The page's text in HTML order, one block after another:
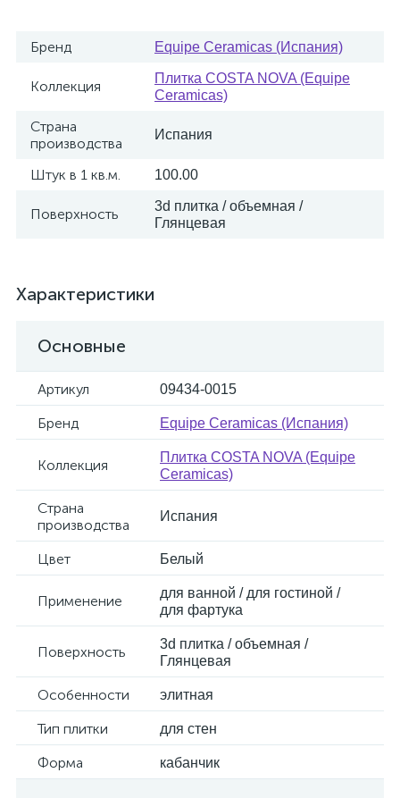
Бренд Equipe Ceramicas (Испания)
Коллекция
Плитка COSTA NOVA (Equipe
Ceramicas)
Страна
производства
Испания
Штук в 1 кв.м. 100.00
Поверхность
3d плитка / объемная /
Глянцевая
Характеристики
Основные
Артикул 09434-0015
Бренд Equipe Ceramicas (Испания)
Коллекция
Плитка COSTA NOVA (Equipe
Ceramicas)
Страна
производства
Испания
Цвет Белый
Применение
для ванной / для гостиной /
для фартука
Поверхность
3d плитка / объемная /
Глянцевая
Особенности элитная
Тип плитки для стен
Форма кабанчик